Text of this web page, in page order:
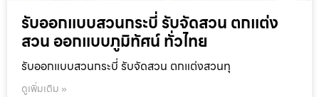
รับออกแบบสวนกระบี่ รับจัดสวน ตกแต่ง
สวน ออกแบบภูมิทัศน์ ทั่วไทย
รับออกแบบสวนกระบี่ รับจัดสวน ตกแต่งสวนทุ
ดูเพิ่มเติม »